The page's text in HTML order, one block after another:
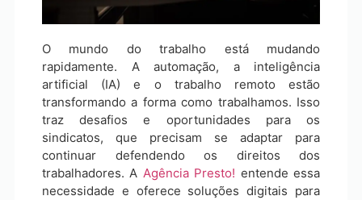
O mundo do trabalho está mudando
rapidamente. A automação, a inteligência
artificial (IA) e o trabalho remoto estão
transformando a forma como trabalhamos. Isso
traz desafios e oportunidades para os
sindicatos, que precisam se adaptar para
continuar defendendo os direitos dos
trabalhadores. A Agência Presto! entende essa
necessidade e oferece soluções digitais para